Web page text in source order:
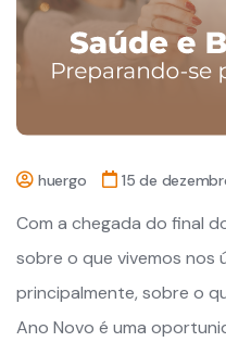
huergo 15 de
Com a chegada do final
sobre o que vivemos nos
principalmente, sobre o
Ano Novo é uma